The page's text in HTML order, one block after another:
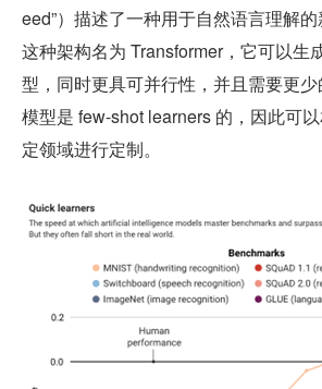
eed”）描述了一种用于自然语言理解的
这种架构名为 Transformer，它可以生
型，同时更具可并行性，并且需要更
模型是 few-shot learners 的，因此可
定领域进行定制。